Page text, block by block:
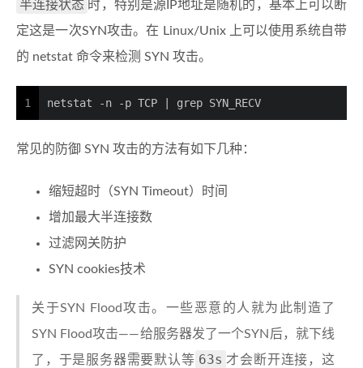
半连接状态 时，特别是源IP地址是随机的，基本上可以断
定这是一次SYN攻击。在 Linux/Unix 上可以使用系统自带
的 netstat 命令来检测 SYN 攻击。
1 netstat -n -p TCP | grep SYN_RECV
常见的防御 SYN 攻击的方法有如下几种：
缩短超时（SYN Timeout）时间
增加最大半连接数
过滤网关防护
SYN cookies技术
关于SYN Flood攻击。一些恶意的人就为此制造了
SYN Flood攻击——给服务器发了一个SYN后，就下线
了，于是服务器需要默认等 63s 才会断开连接，这